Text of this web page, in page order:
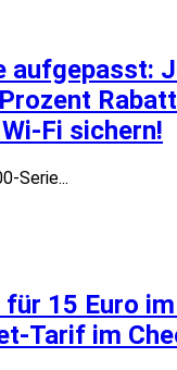
aufgepasst:
Fi sichern!
Serie...
für 15 Euro
Tarif im